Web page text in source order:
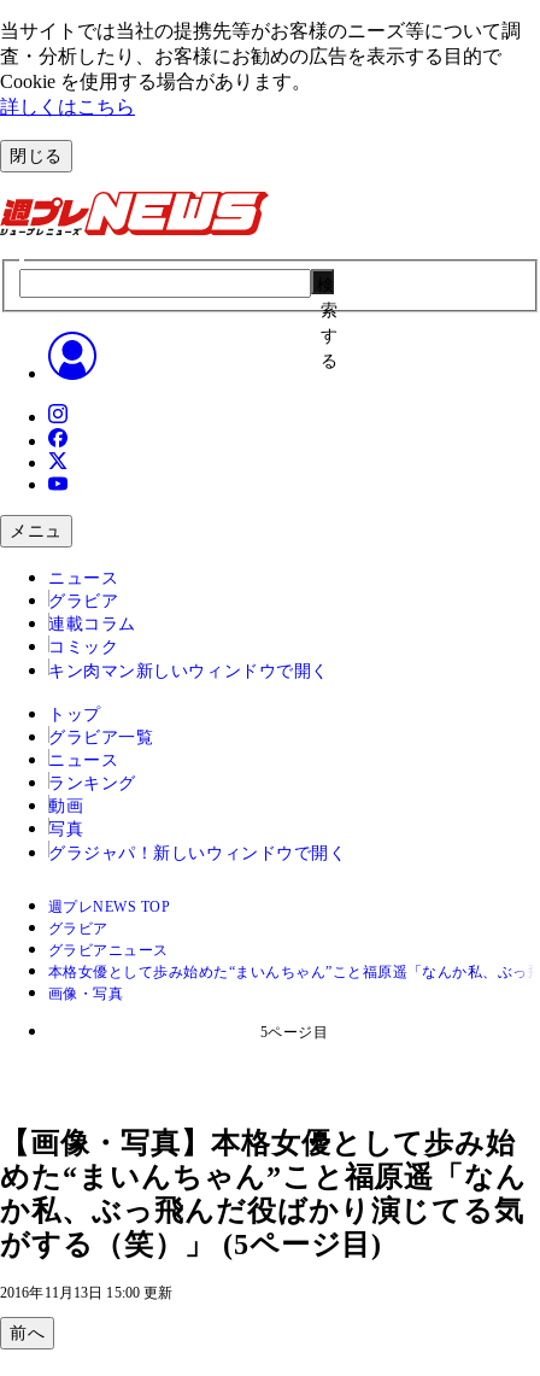
当サイトでは当社の提携先等がお客様のニーズ等について調
査・分析したり、お客様にお勧めの広告を表⽰する⽬的で
Cookie を使⽤する場合があります。
詳しくはこちら
閉じる
索
す
る
メニュ
ニュース
グラビア
連載コラム
コミック
キン肉マン 新しいウィンドウで開く
トップ
グラビア一覧
ニュース
ランキング
動画
写真
グラジャパ！ 新しいウィンドウで開く
週プレNEWS TOP
グラビア
グラビアニュース
本格女優として歩み始めた“まいんちゃん”こと福原遥「なんか私、ぶっ
画像・写真
5ページ目
【画像・写真】本格女優として歩み始
めた“まいんちゃん”こと福原遥「なん
か私、ぶっ飛んだ役ばかり演じてる気
がする（笑）」 (5ページ目)
2016年11月13日 15:00 更新
前へ